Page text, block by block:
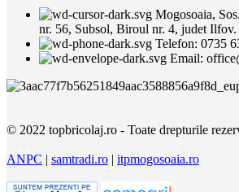
Mogosoaia,
nr. 56, Subsol, Biroul nr. 4, judet Ilfov.
Telefon: 0735
Email:
© 2022 topbricolaj.ro - Toate drepturile
ANPC | samtradi.ro | itpmogosoaia.ro